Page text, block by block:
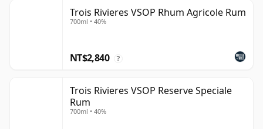
Trois Rivieres VSOP Rhum Agricole Rum
700ml • 40%
NT$2,840 ?
Trois Rivieres VSOP Reserve Speciale
Rum
700ml • 40%